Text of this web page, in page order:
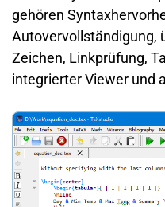
gehören
Autovervollständigung,
Zeichen, Linkprüfung,
integrierter Viewer und